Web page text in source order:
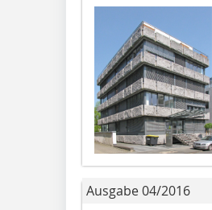
Ausgabe 04/2016